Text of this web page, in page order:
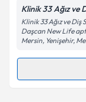
Metni
Klinik 33 Ağız ve
Klinik 33 Ağız ve Diş
Daşcan New Life
Mersin, Yenişehir,
Randevu